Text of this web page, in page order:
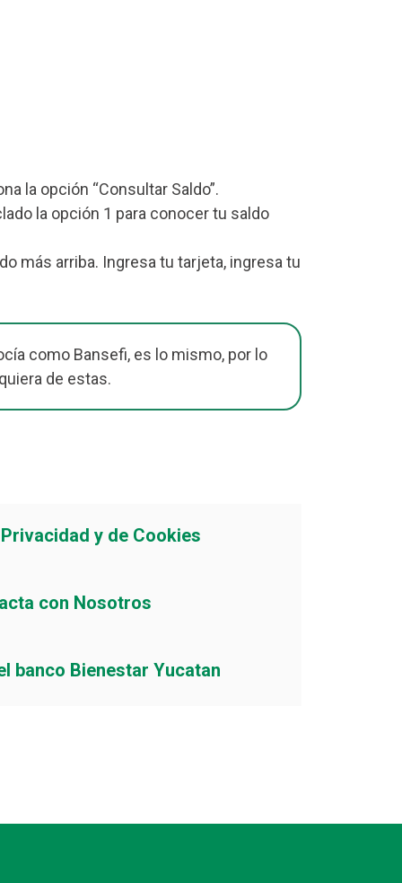
la opción “Consultar Saldo”.
la opción 1 para conocer tu saldo
más arriba. Ingresa tu tarjeta, ingresa tu
como Bansefi, es lo mismo, por lo
de estas.
y de Cookies
con Nosotros
banco Bienestar Yucatan